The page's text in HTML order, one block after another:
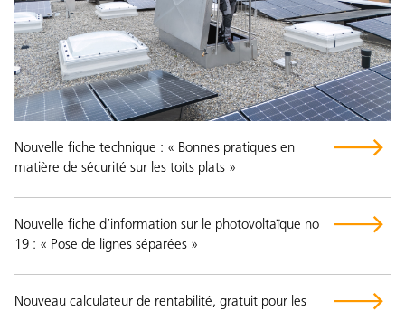
Nouvelle fiche technique : « Bonnes pratiques en
matière de sécurité sur les toits plats »
Nouvelle fiche d’information sur le photovoltaïque no
19 : « Pose de lignes séparées »
Nouveau calculateur de rentabilité, gratuit pour les